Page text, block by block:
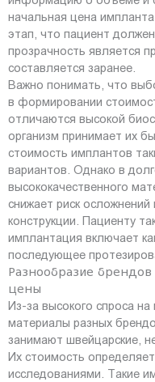
начальная цена
этап, что пациент
прозрачность является
составляется заранее.
Важно понимать, что
в формировании
отличаются высокой
организм принимает их
стоимость имплантов
вариантов. Однако в
высококачественного
снижает риск
конструкции. Пациенту
имплантация включает
последующее
Разнообразие
цены
Из-за высокого спроса
материалы разных
занимают швейцарские,
Их стоимость
исследованиями. Такие